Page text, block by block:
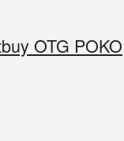
OTG POKO